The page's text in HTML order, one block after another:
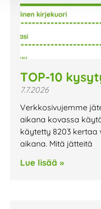
TOP-10
7.7.2026
Verkkosivujemme
aikana kovassa
käytetty 8203 kertaa
aikana. Mitä jätteitä
Lue lisää »